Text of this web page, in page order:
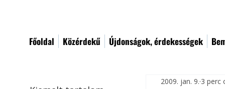
Főoldal Közérdekű Újdonságok, érdekességek
2009. jan. 9. 3 perc